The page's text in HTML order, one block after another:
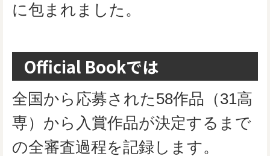
に包まれました。
Official Bookでは
全国から応募された58作品（31高
専）から入賞作品が決定するまで
の全審査過程を記録します。